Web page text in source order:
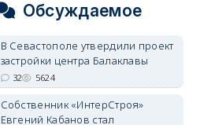
Обсуждаемое
В Севастополе утвердили проект
застройки центра Балаклавы
32 5624
Собственник «ИнтерСтроя»
Евгений Кабанов стал